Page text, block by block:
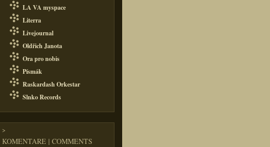
LA VA myspace
Literra
Livejournal
Oldřich Janota
Ora pro nobis
Písmák
Raskardash Orkestar
Slnko Records
>
KOMENTARE | COMMENTS